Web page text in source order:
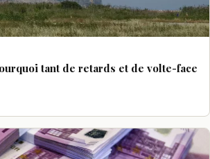
tant de retards et de volte-face